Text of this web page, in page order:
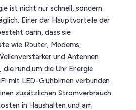
ist nicht nur schnell, sondern
Einer der Hauptvorteile der
darin, dass sie
wie Router, Modems,
und Antennen
rund um die Uhr Energie
mit LED-Glühbirnen verbunden
zusätzlichen Stromverbrauch
in Haushalten und am